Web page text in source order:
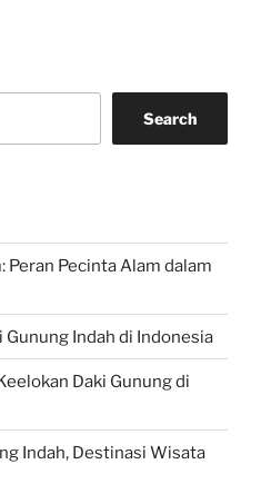
Search
Pecinta Alam dalam
Indah di Indonesia
Daki Gunung di
Indah, Destinasi Wisata